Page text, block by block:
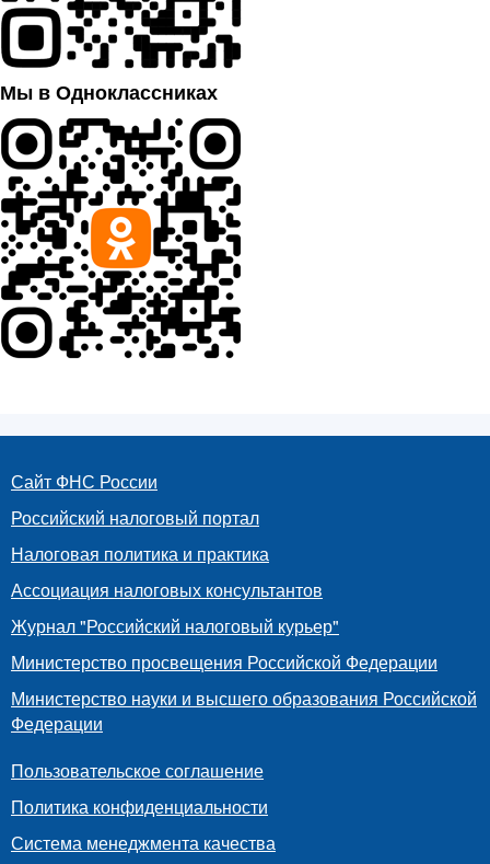
Мы в Одноклассниках
Сайт ФНС России
Российский налоговый портал
Налоговая политика и практика
Ассоциация налоговых консультантов
Журнал "Российский налоговый курьер"
Министерство просвещения Российской Федерации
Министерство науки и высшего образования Российской
Федерации
Пользовательское соглашение
Политика конфиденциальности
Система менеджмента качества